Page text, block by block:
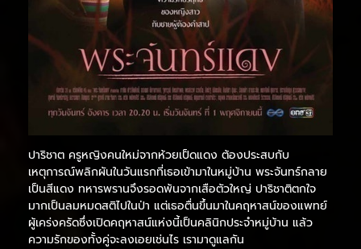
ปาริชาต ครูหญิงคนใหม่จากห้วยเป็ดแดง ต้องประสบกับ
เหตุการณ์พลิกผันในวันแรกที่เธอเข้ามาในหมู่บ้าน พระจันทร์กลาย
เป็นสีแดง ทหารพรานจึงรอดพ้นจากเสือตัวใหญ่ ปาริชาติตกใจ
มากเป็นลมหมดสติไปในป่า แต่เธอตื่นขึ้นมาในคฤหาสน์ของแพทย์
ผู้เคร่งครัดซึ่งเปิดคฤหาสน์แห่งนี้เป็นคลินิกประจำหมู่บ้าน แล้ว
ความรักของทั้งคู่จะลงเอยเช่นไร เรามาดูแลกัน